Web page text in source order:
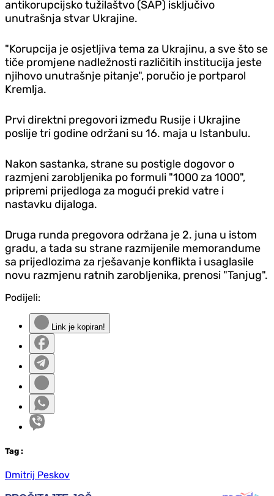
antikorupcijsko tužilaštvo (SAP) isključivo
unutrašnja stvar Ukrajine.
"Korupcija je osjetljiva tema za Ukrajinu, a sve što se
tiče promjene nadležnosti različitih institucija jeste
njihovo unutrašnje pitanje", poručio je portparol
Kremlja.
Prvi direktni pregovori između Rusije i Ukrajine
poslije tri godine održani su 16. maja u Istanbulu.
Nakon sastanka, strane su postigle dogovor o
razmjeni zarobljenika po formuli "1000 za 1000",
pripremi prijedloga za mogući prekid vatre i
nastavku dijaloga.
Druga runda pregovora održana je 2. juna u istom
gradu, a tada su strane razmijenile memorandume
sa prijedlozima za rješavanje konflikta i usaglasile
novu razmjenu ratnih zarobljenika, prenosi "Tan‌jug".
Podijeli:
Link je kopiran!
Tag :
Dmitrij Peskov